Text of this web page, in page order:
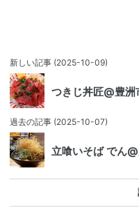
新しい記事 (2025-10-09)
つきじ丼匠@豊洲
過去の記事 (2025-10-07)
立喰いそば でん